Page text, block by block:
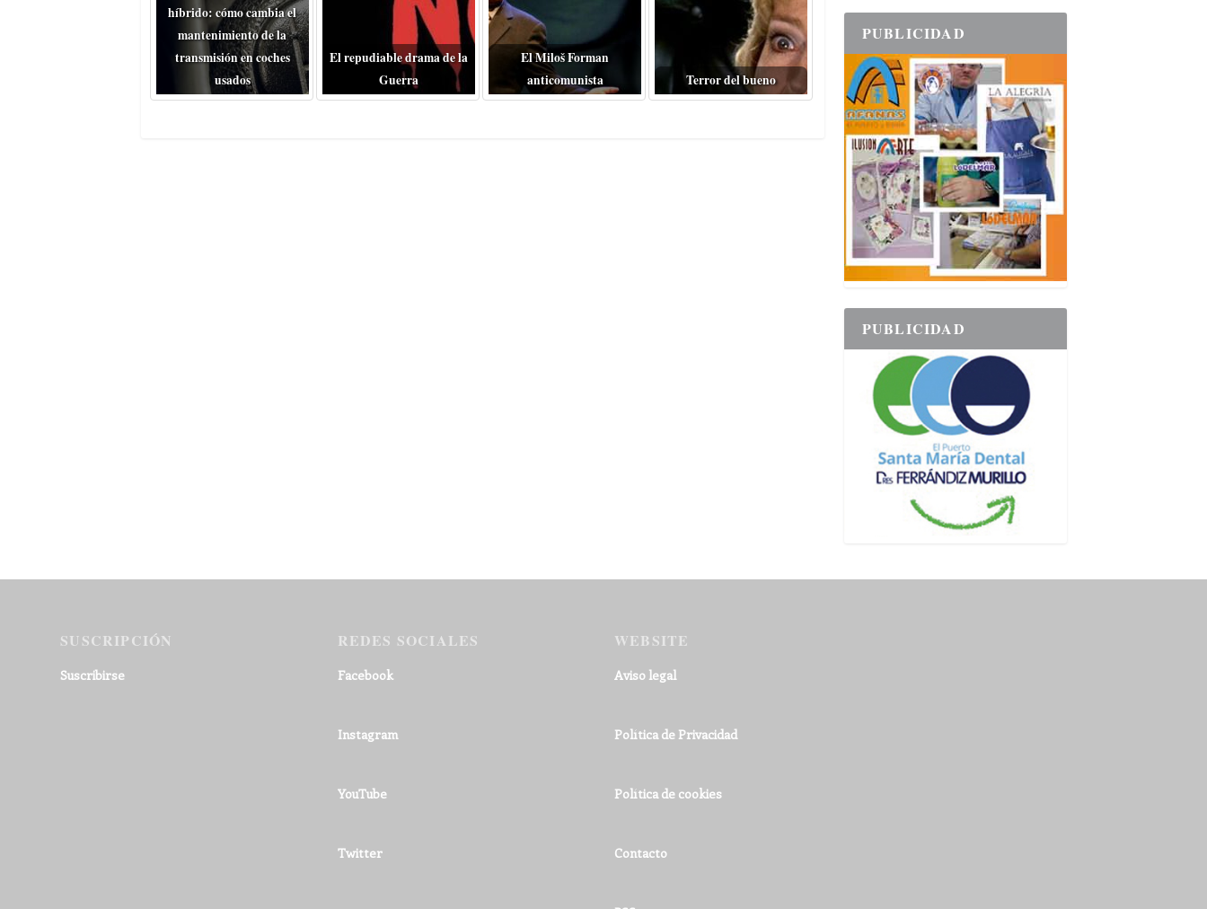
híbrido: cómo cambia el
mantenimiento de la
transmisión en coches
usados
El repudiable drama de la
Guerra
El Miloš Forman
anticomunista
Terror del bueno
PUBLICIDAD
PUBLICIDAD
SUSCRIPCIÓN
Suscribirse
REDES SOCIALES
Facebook
Instagram
YouTube
Twitter
WEBSITE
Aviso legal
Política de Privacidad
Política de cookies
Contacto